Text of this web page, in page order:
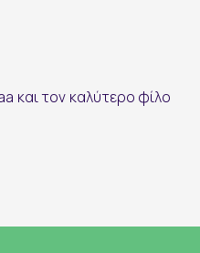
και τον καλύτερο φίλο